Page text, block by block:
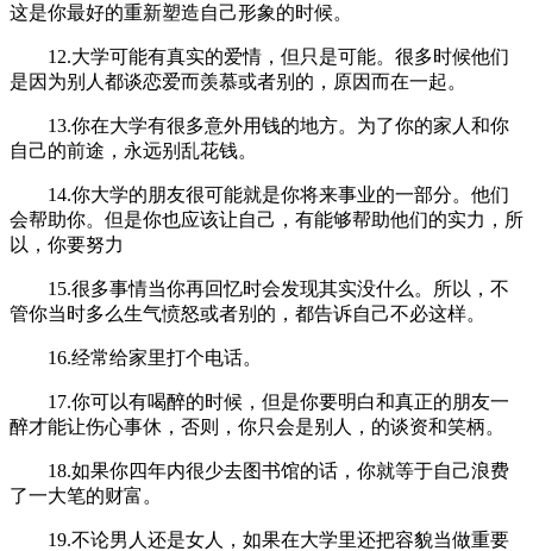
这是你最好的重新塑造自己形象的时候。
12.大学可能有真实的爱情，但只是可能。很多时候他们
是因为别人都谈恋爱而羡慕或者别的，原因而在一起。
13.你在大学有很多意外用钱的地方。为了你的家人和你
自己的前途，永远别乱花钱。
14.你大学的朋友很可能就是你将来事业的一部分。他们
会帮助你。但是你也应该让自己，有能够帮助他们的实力，所
以，你要努力
15.很多事情当你再回忆时会发现其实没什么。所以，不
管你当时多么生气愤怒或者别的，都告诉自己不必这样。
16.经常给家里打个电话。
17.你可以有喝醉的时候，但是你要明白和真正的朋友一
醉才能让伤心事休，否则，你只会是别人，的谈资和笑柄。
18.如果你四年内很少去图书馆的话，你就等于自己浪费
了一大笔的财富。
19.不论男人还是女人，如果在大学里还把容貌当做重要